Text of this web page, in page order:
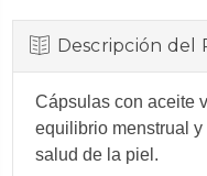
Descripción del
Cápsulas con aceite
equilibrio menstrual
salud de la piel.